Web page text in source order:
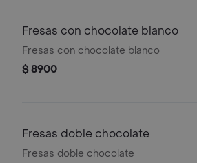
Fresas con chocolate blanco
Fresas con chocolate blanco
$ 8900
Fresas doble chocolate
Fresas doble chocolate